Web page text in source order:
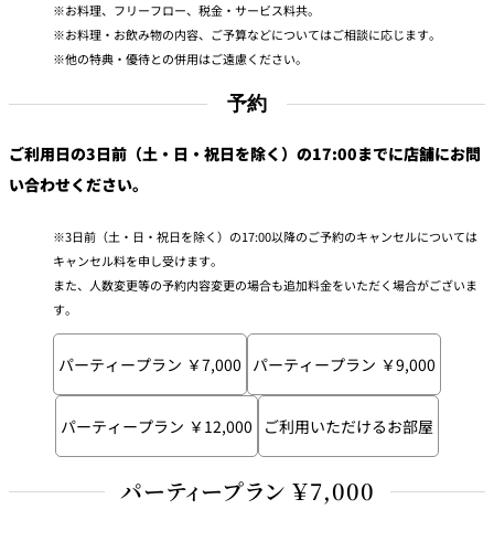
にいづ
カフェ・ラウンジ
ガーデンラウ
カフェ ラ ミル
バー
タワー・カフ KATO'S DINING
トレーダーヴ
ィックス 東京
バー
RANSEN はな
れ
ルームサービス
ルームサービ
ス
お料理、フリーフロー、税金・サービス料共。
お料理・お飲み物の内容、ご予算などについてはご相談に応じます。
他の特典・優待との併用はご遠慮ください。
予約
ご利用日の3日前（土・日・祝日を除く）の17:00までに店舗にお問
い合わせください。
3日前（土・日・祝日を除く）の17:00以降のご予約のキャンセルについては
キャンセル料を申し受けます。
また、人数変更等の予約内容変更の場合も追加料金をいただく場合がございま
す。
パーティープラン ￥7,000 パーティープラン ￥9,000
パーティープラン ￥12,000 ご利用いただけるお部屋
パーティープラン ￥7,000